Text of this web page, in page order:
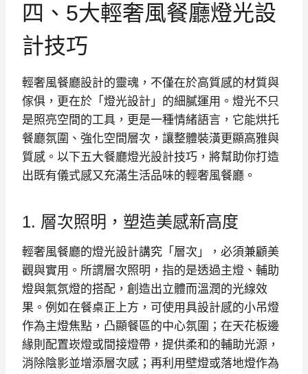
四、5大輕奢風餐廳燈光設
計技巧
輕奢風餐廳設計的靈魂，不僅在於高質感的材質與
傢俱，更在於「燈光設計」的細膩運用。燈光不只
是照亮空間的工具，更是一種情緒語言，它能烘托
餐廳氛圍、強化空間層次，讓整體裝潢更顯高雅與
質感。以下五大餐廳燈光設計技巧，將幫助你打造
出既有儀式感又充滿生活品味的輕奢風餐廳。
1. 層次照明，塑造美感新高度
輕奢風餐廳的燈光設計講究「層次」，必須兼顧美
觀與實用。所謂層次照明，指的是透過主燈、輔助
燈與氣氛燈的搭配，創造出立體而溫潤的光線效
果。例如在餐桌正上方，可使用具設計感的小吊燈
作為主燈焦點，凸顯餐區的中心氛圍；在天花板邊
緣則配置崁燈或間接燈帶，提供柔和的輔助光源，
消除陰影並增添層次感；再利用壁燈或落地燈作為